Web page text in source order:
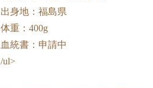
出身地：福島県
体重：400g
血統書：申請中
/ul>